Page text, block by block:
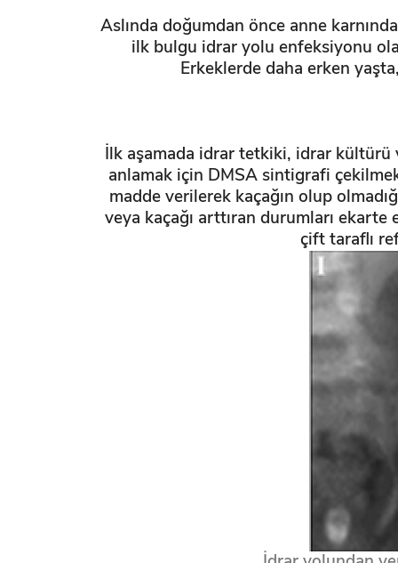
Aslında doğumdan önce anne
ilk bulgu idrar yolu enfeksiyonu
Erkeklerde daha erken
İlk aşamada idrar tetkiki, idrar kültürü
anlamak için DMSA sintigrafi
madde verilerek kaçağın olup
veya kaçağı arttıran durumları
çift taraflı